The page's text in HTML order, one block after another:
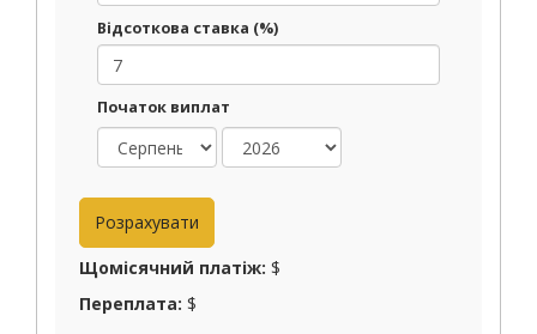
Відсоткова ставка (%)
Початок виплат
Щомісячний платіж: $
Переплата: $